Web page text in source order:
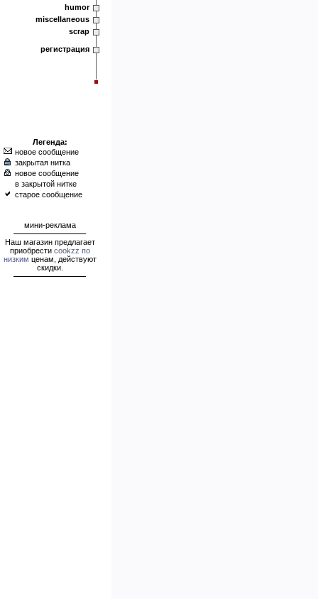
humor
miscellaneous
scrap
регистрация
Легенда:
новое сообщение
закрытая нитка
новое сообщение
в закрытой нитке
старое сообщение
мини-реклама
Наш магазин предлагает
приобрести cookzz по
низким ценам, действуют
скидки.